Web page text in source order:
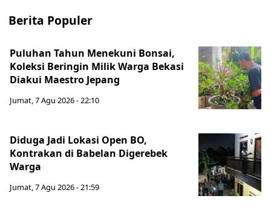
Berita Populer
Puluhan Tahun Menekuni Bonsai,
Koleksi Beringin Milik Warga Bekasi
Diakui Maestro Jepang
Jumat, 7 Agu 2026 - 22:10
Diduga Jadi Lokasi Open BO,
Kontrakan di Babelan Digerebek
Warga
Jumat, 7 Agu 2026 - 21:59